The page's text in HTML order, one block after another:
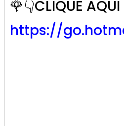
🌹👇CLIQUE AQUI
https://